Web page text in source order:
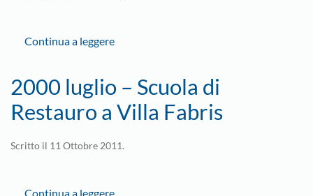
Continua a leggere
2000 luglio – Scuola di
Restauro a Villa Fabris
Scritto il 11 Ottobre 2011.
Continua a leggere